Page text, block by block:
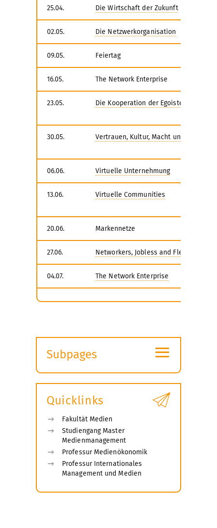
25.04. Die Wirtschaft der Zukunft
02.05. Die Netzwerkorganisation
09.05. Feiertag
16.05. The Network Enterprise
23.05. Die Kooperation der Egoisten
30.05. Vertrauen, Kultur, Macht und Werte
06.06. Virtuelle Unternehmung
13.06. Virtuelle Communities
20.06. Markennetze
27.06. Networkers, Jobless and Flextimers
04.07. The Network Enterprise
Subpages
submenu
≡
Quicklinks
Fakultät Medien
Studiengang Master
Medienmanagement
Professur Medienökonomik
Professur Internationales
Management und Medien